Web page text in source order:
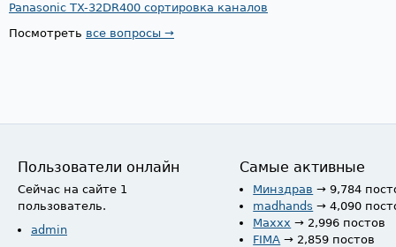
Panasonic TX-32DR400 сортировка каналов
Посмотреть все вопросы →
Пользователи онлайн
Сейчас на сайте 1
пользователь.
admin
Самые активные
Минздрав → 9,784
madhands → 4,090
Maxxx → 2,996 постов
FIMA → 2,859 постов